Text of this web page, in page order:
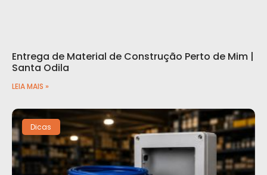
Entrega de Material de Construção Perto de Mim |
Santa Odila
LEIA MAIS »
Dicas